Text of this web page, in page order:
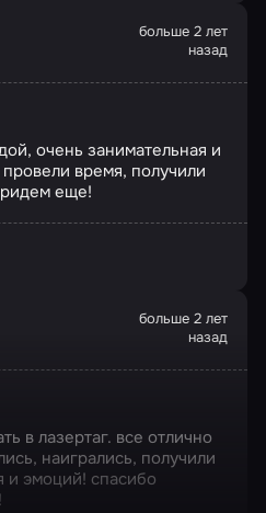
больше 2 лет
назад
очень занимательная и
время, получили
еще!
больше 2 лет
назад
в лазертаг. все отлично
наигрались, получили
и эмоций! спасибо